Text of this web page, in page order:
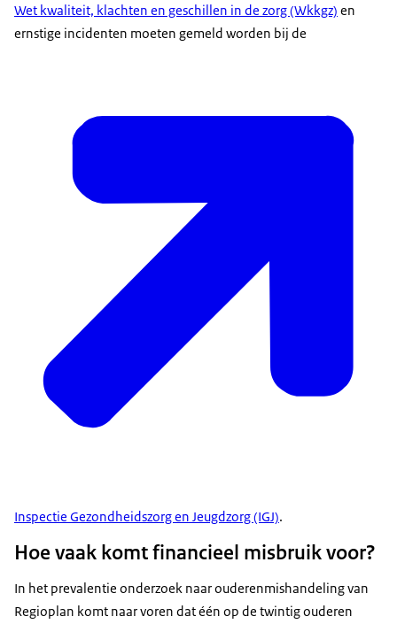
Wet kwaliteit, klachten en geschillen in de zorg (Wkkgz) en
ernstige incidenten moeten gemeld worden bij de
Inspectie Gezondheidszorg en Jeugdzorg (IGJ).
Hoe vaak komt financieel misbruik voor?
In het prevalentie onderzoek naar ouderenmishandeling van
Regioplan komt naar voren dat één op de twintig ouderen